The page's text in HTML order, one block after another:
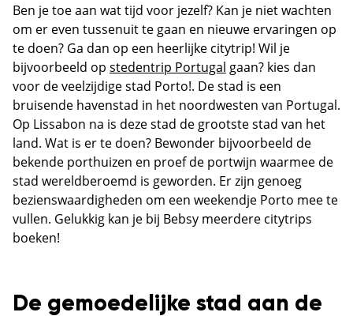
Ben je toe aan wat tijd voor jezelf? Kan je niet wachten
om er even tussenuit te gaan en nieuwe ervaringen op
te doen? Ga dan op een heerlijke citytrip! Wil je
bijvoorbeeld op stedentrip Portugal gaan? kies dan
voor de veelzijdige stad Porto!. De stad is een
bruisende havenstad in het noordwesten van Portugal.
Op Lissabon na is deze stad de grootste stad van het
land. Wat is er te doen? Bewonder bijvoorbeeld de
bekende porthuizen en proef de portwijn waarmee de
stad wereldberoemd is geworden. Er zijn genoeg
bezienswaardigheden om een weekendje Porto mee te
vullen. Gelukkig kan je bij Bebsy meerdere citytrips
boeken!
De gemoedelijke stad aan de